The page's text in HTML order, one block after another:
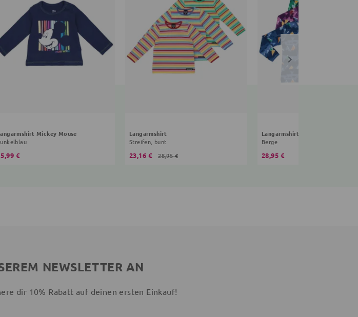
Mickey Mouse
€
Langarmshirt
Streifen, bunt
23,16 € 28,95 €
Langarmshirt Mountain
Berge
28,95 €
NEWSLETTER AN
dir 10% Rabatt auf deinen ersten Einkauf!